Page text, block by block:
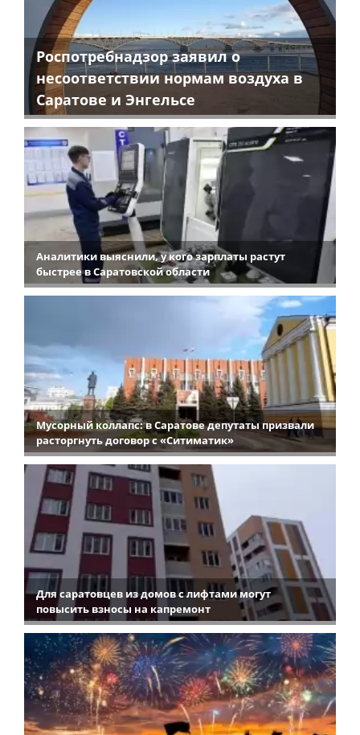
Роспотребнадзор заявил о
несоответствии нормам воздуха в
Саратове и Энгельсе
Аналитики выяснили, у кого зарплаты растут
быстрее в Саратовской области
Мусорный коллапс: в Саратове депутаты призвали
расторгнуть договор с «Ситиматик»
Для саратовцев из домов с лифтами могут
повысить взносы на капремонт